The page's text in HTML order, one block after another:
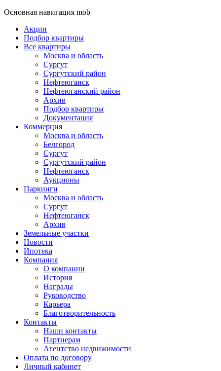
Основная навигация mob
Акции
Подбор квартиры
Все квартиры
Москва и область
Сургут
Сургутский район
Нефтеюганск
Нефтеюганский район
Архив
Подбор квартиры
Документация
Коммерция
Москва и область
Белгород
Сургут
Сургутский район
Нефтеюганск
Аукционы
Паркинги
Москва и область
Сургут
Нефтеюганск
Архив
Земельные участки
Новости
Ипотека
Компания
О компании
История
Награды
Руководство
Карьера
Благотворительность
Контакты
Наши контакты
Партнерам
Агентство недвижимости
Оплата по договору
Личный кабинет